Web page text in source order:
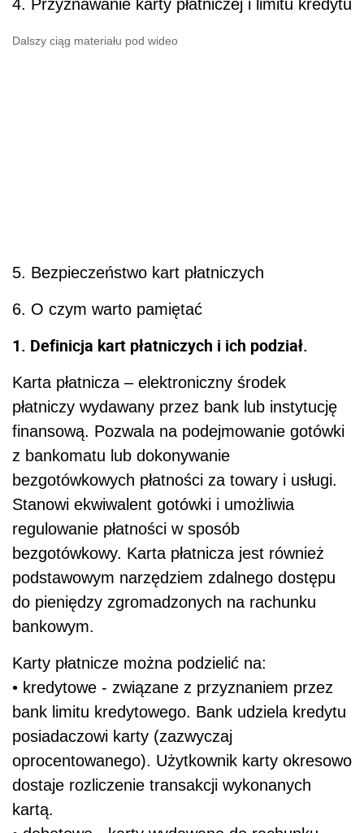
4. Przyznawanie karty płatniczej i limitu kredytu
Dalszy ciąg materiału pod wideo
5. Bezpieczeństwo kart płatniczych
6. O czym warto pamiętać
1. Definicja kart płatniczych i ich podział.
Karta płatnicza – elektroniczny środek
płatniczy wydawany przez bank lub instytucję
finansową. Pozwala na podejmowanie gotówki
z bankomatu lub dokonywanie
bezgotówkowych płatności za towary i usługi.
Stanowi ekwiwalent gotówki i umożliwia
regulowanie płatności w sposób
bezgotówkowy. Karta płatnicza jest również
podstawowym narzędziem zdalnego dostępu
do pieniędzy zgromadzonych na rachunku
bankowym.
Karty płatnicze można podzielić na:
• kredytowe - związane z przyznaniem przez
bank limitu kredytowego. Bank udziela kredytu
posiadaczowi karty (zazwyczaj
oprocentowanego). Użytkownik karty okresowo
dostaje rozliczenie transakcji wykonanych
kartą.